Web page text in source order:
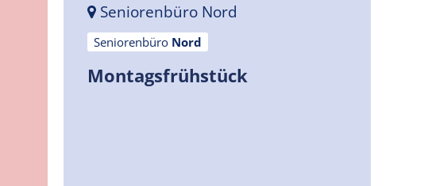
Seniorenbüro Nord
Seniorenbüro Nord
Montagsfrühstück